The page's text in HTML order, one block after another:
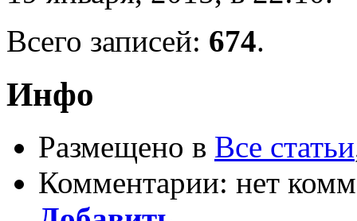
Всего записей: 674.
Инфо
Размещено в Все статьи
Комментарии: нет